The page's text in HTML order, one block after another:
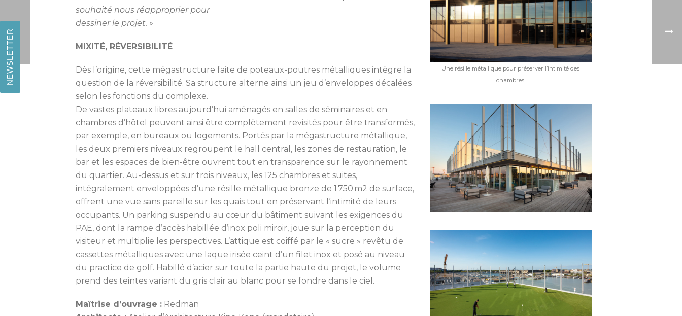
souhaité nous réapproprier pour
dessiner le projet. »
MIXITÉ, RÉVERSIBILITÉ
Dès l’origine, cette mégastructure faite de poteaux-poutres métalliques intègre la
question de la réver­sibilité. Sa structure alterne ainsi un jeu d’enveloppes décalées
selon les fonctions du complexe.
De vastes plateaux libres aujourd’hui aménagés en salles de séminaires et en
chambres d’hôtel peuvent ainsi être complètement revisités pour être transformés,
par exemple, en bureaux ou logements. Portés par la mégastructure métallique,
les deux premiers niveaux regroupent le hall central, les zones de restauration, le
bar et les espaces de bien-être ouvrent tout en transparence sur le rayonnement
du quartier. Au-dessus et sur trois niveaux, les 125 chambres et suites,
intégralement enveloppées d’une résille métallique bronze de 1 750 m2 de surface,
offrent une vue sans pareille sur les quais tout en préservant l‘intimité de leurs
occupants. Un parking suspendu au cœur du bâtiment suivant les exigences du
PAE, dont la rampe d’accès habillée d’inox poli miroir, joue sur la perception du
visiteur et multiplie les perspectives. L’attique est coiffé par le « sucre » revêtu de
cassettes métalliques avec une laque irisée ceint d’un filet inox et posé au niveau
du practice de golf. Habillé d’acier sur toute la partie haute du projet, le volume
prend des teintes variant du gris clair au blanc pour se fondre dans le ciel.
Maîtrise d’ouvrage :Redman
Une résille métallique pour préserver l’intimité des
chambres.
NEWSLETTER